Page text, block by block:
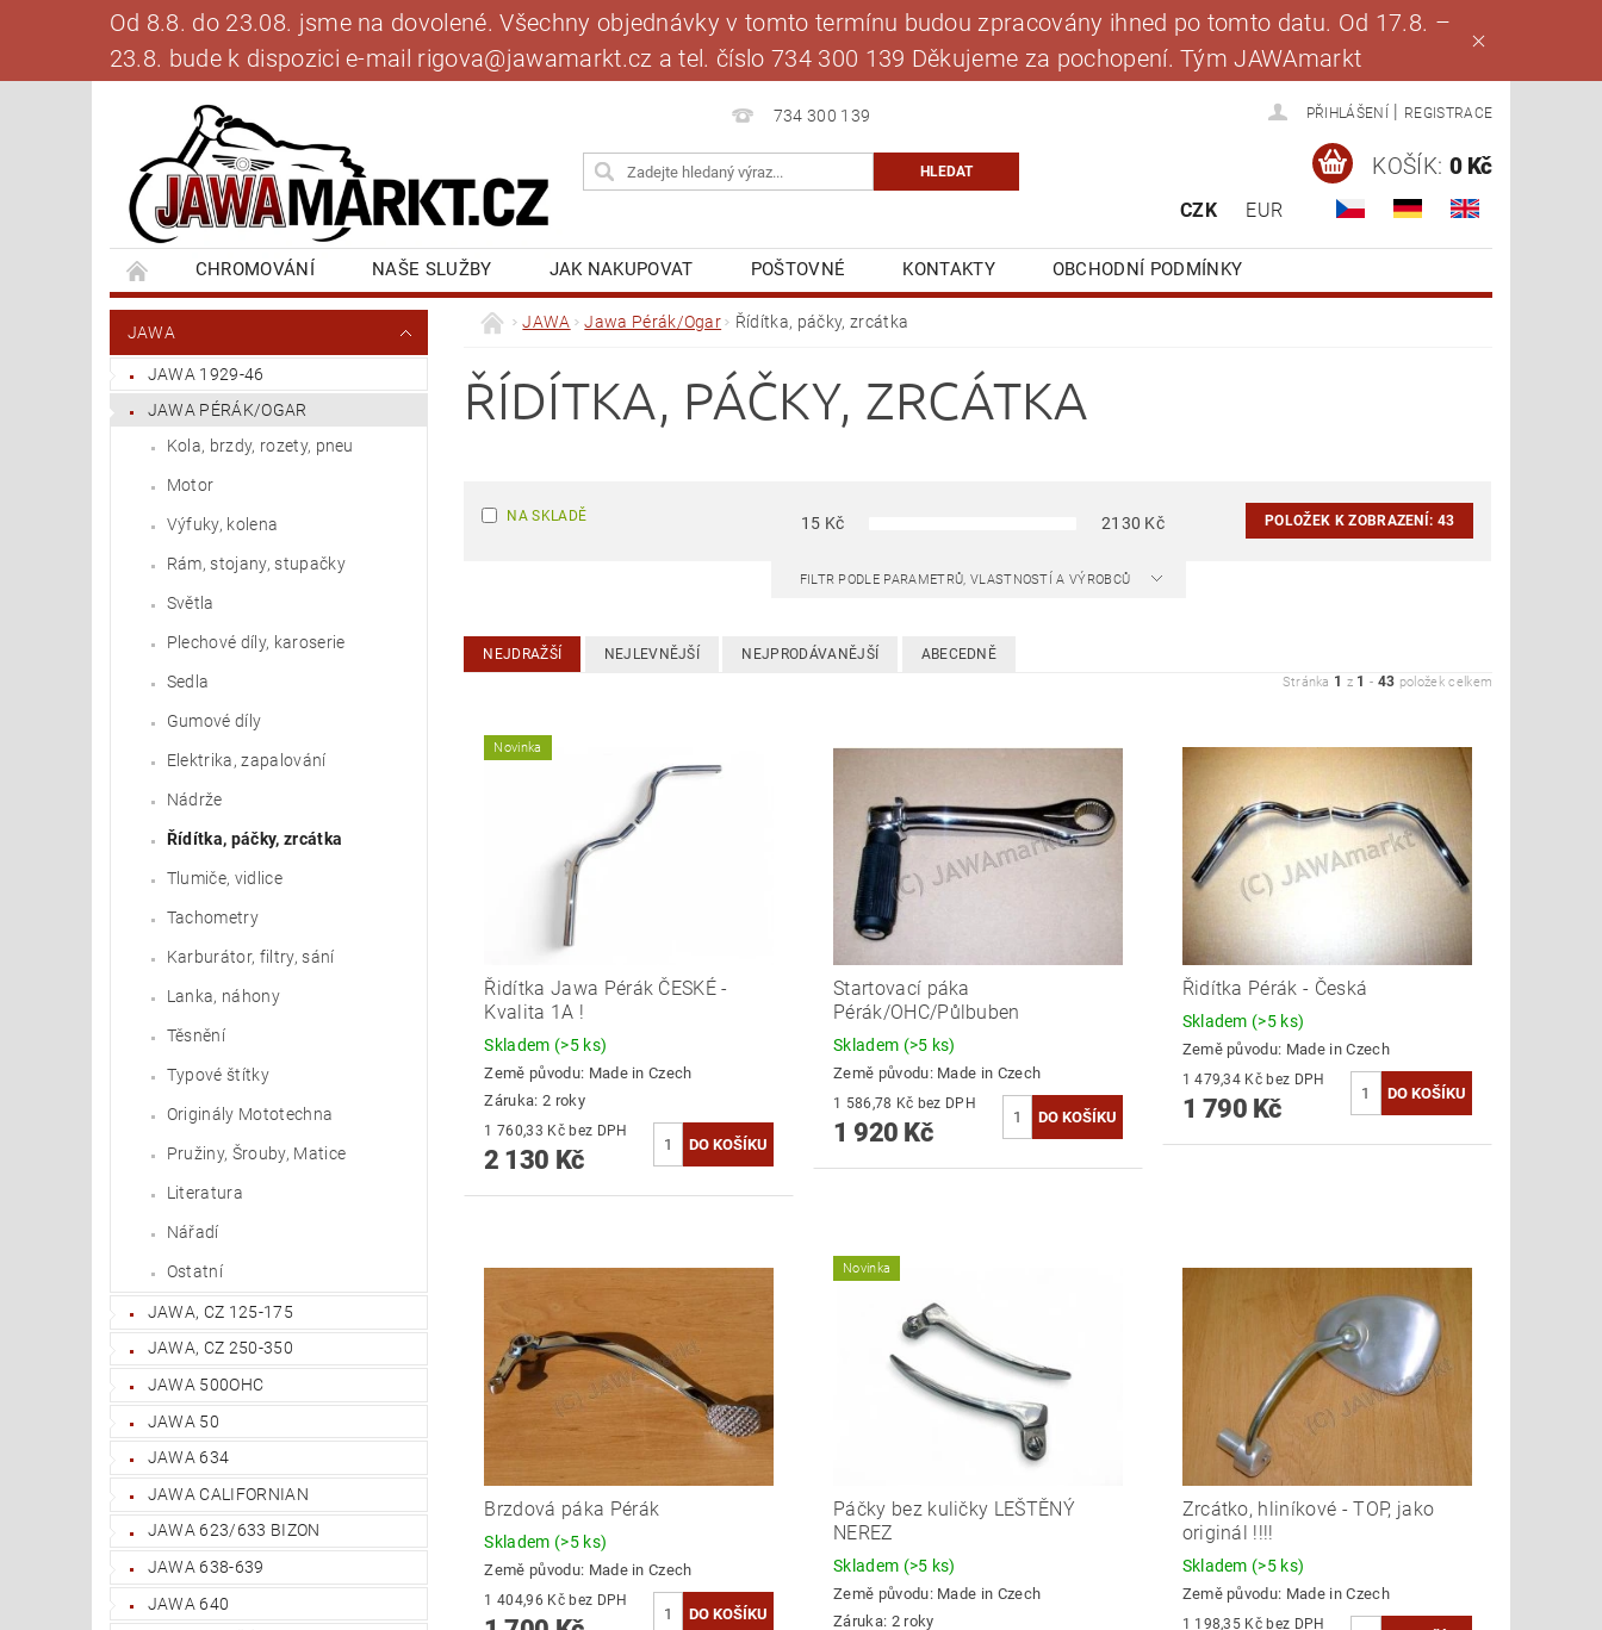
Od 8.8. do 23.08. jsme na dovolené. Všechny objednávky v tomto termínu budou zpracovány ihned po tomto datu. Od 17.8. –
23.8. bude k dispozici e-mail rigova@jawamarkt.cz a tel. číslo 734 300 139 Děkujeme za pochopení. Tým JAWAmarkt
734 300 139 PŘIHLÁŠENÍ REGISTRACE
CZK EUR
KOŠÍK: 0 Kč
CHROMOVÁNÍ NAŠE SLUŽBY JAK NAKUPOVAT POŠTOVNÉ KONTAKTY
OBCHODNÍ PODMÍNKY
BANKOVNÍ SPOJENÍ
NAPIŠTE NÁM BLOG MOJE OBJEDNÁVKA
JAWA
JAWA 1929-46
JAWA PÉRÁK/OGAR
Kola, brzdy, rozety, pneu
Motor
Výfuky, kolena
Rám, stojany, stupačky
Světla
Plechové díly, karoserie
Sedla
Gumové díly
Elektrika, zapalování
Nádrže
Řídítka, páčky, zrcátka
Tlumiče, vidlice
Tachometry
Karburátor, filtry, sání
Lanka, náhony
Těsnění
Typové štítky
Originály Mototechna
Pružiny, Šrouby, Matice
Literatura
Nářadí
Ostatní
JAWA, CZ 125-175
JAWA, CZ 250-350
JAWA 500OHC
JAWA 50
JAWA 634
JAWA CALIFORNIAN
JAWA 623/633 BIZON
JAWA 638-639
JAWA 640
JAWA Jawa Pérák/Ogar Řídítka, páčky, zrcátka
ŘÍDÍTKA, PÁČKY, ZRCÁTKA
NA SKLADĚ 15 Kč 2130 Kč POLOŽEK K ZOBRAZENÍ: 43
FILTR PODLE PARAMETRŮ, VLASTNOSTÍ A VÝROBCŮ
NEJDRAŽŠÍ NEJLEVNĚJŠÍ NEJPRODÁVANĚJŠÍ ABECEDNĚ
Stránka 1 z 1 - 43 položek celkem
Novinka
Řidítka Jawa Pérák ČESKÉ -
Kvalita 1A !
Skladem (>5 ks)
Země původu: Made in Czech
Záruka: 2 roky
1 760,33 Kč bez DPH
2 130 Kč
Startovací páka
Pérák/OHC/Půlbuben
Skladem (>5 ks)
Země původu: Made in Czech
1 586,78 Kč bez DPH
1 920 Kč
Řidítka Pérák - Česká
Skladem (>5 ks)
Země původu: Made in Czech
1 479,34 Kč bez DPH
1 790 Kč
Brzdová páka Pérák
Skladem (>5 ks)
Země původu: Made in Czech
1 404,96 Kč bez DPH
Novinka
Páčky bez kuličky LEŠTĚNÝ
NEREZ
Skladem (>5 ks)
Země původu: Made in Czech
Záruka: 2 roky
Zrcátko, hliníkové - TOP, jako
originál !!!!
Skladem (>5 ks)
Země původu: Made in Czech
1 198,35 Kč bez DPH